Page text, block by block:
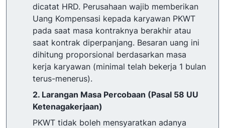
dicatat HRD. Perusahaan wajib memberikan
Uang Kompensasi kepada karyawan PKWT
pada saat masa kontraknya berakhir atau
saat kontrak diperpanjang. Besaran uang ini
dihitung proporsional berdasarkan masa
kerja karyawan (minimal telah bekerja 1 bulan
terus-menerus).
2. Larangan Masa Percobaan (Pasal 58 UU
Ketenagakerjaan)
PKWT tidak boleh mensyaratkan adanya